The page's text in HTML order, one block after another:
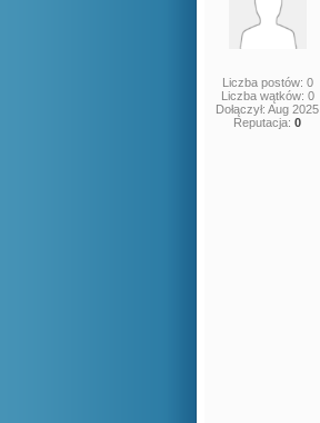
Liczba postów: 0
Liczba wątków: 0
Dołączył: Aug 2025
Reputacja: 0